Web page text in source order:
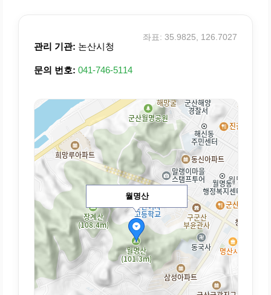
관리 기관: 논산시청
문의 번호: 041-746-5114
좌표: 35.9825, 126.7027
월명산